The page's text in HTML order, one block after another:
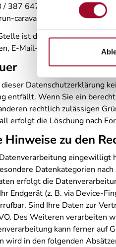
387 647-80
caravaning.de
ist die natürliche oder
E-Mail-Adressen o. Ä.)
Datenschutzerklärung
entfällt. Wenn Sie ein
rechtlich zulässigen
erfolgt die Löschung nach
zu den
eingewilligt
Datenkategorien
erfolgt die
Endgerät (z. B. via Device-
Sind Ihre Daten zur
Des Weiteren verarbeiten
kann ferner auf
wird in den folgenden